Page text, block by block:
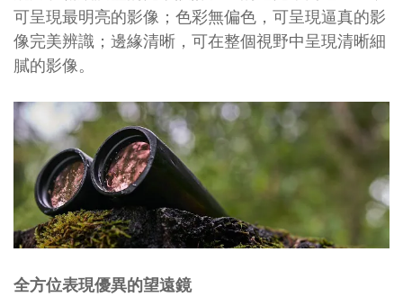
可呈現最明亮的影像；色彩無偏色，可呈現逼真的影
像完美辨識；邊緣清晰，可在整個視野中呈現清晰細
膩的影像。
全方位表現優異的望遠鏡